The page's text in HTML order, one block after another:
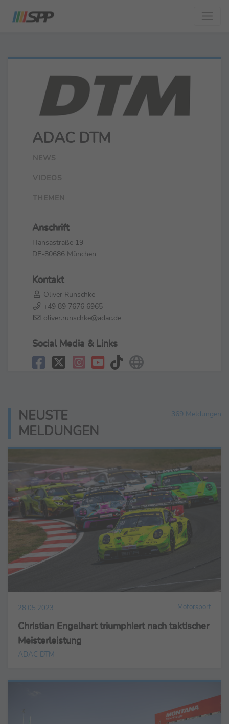
ADAC DTM
NEWS
VIDEOS
THEMEN
Anschrift
Hansastraße 19
DE-80686 München
Kontakt
Oliver Runschke
+49 89 7676 6965
oliver.runschke@adac.de
Social Media & Links
NEUSTE
MELDUNGEN
369 Meldungen
28.05.2023 Motorsport
Christian Engelhart triumphiert nach taktischer
Meisterleistung
ADAC DTM